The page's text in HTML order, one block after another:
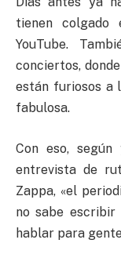
tienen
YouTube.
conciertos,
están furiosos a
fabulosa.
Con eso,
entrevista de
Zappa, «el
no sabe escribir
hablar para